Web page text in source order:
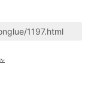
1197.html